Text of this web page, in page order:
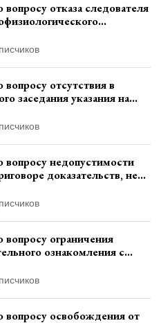
отказа следователя
обвиняемой с
отсутствия в
заседания указания на
в прениях сторон
недопустимости
доказательств, не
заседании
ограничения
ознакомления с
дела
освобождения от